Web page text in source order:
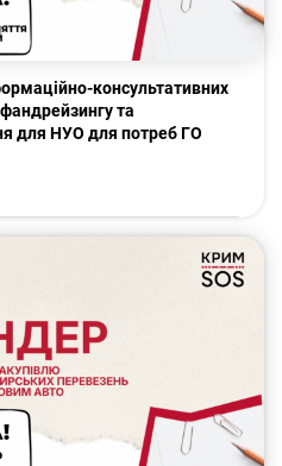
консультативних
фандрейзингу та
для НУО для потреб ГО